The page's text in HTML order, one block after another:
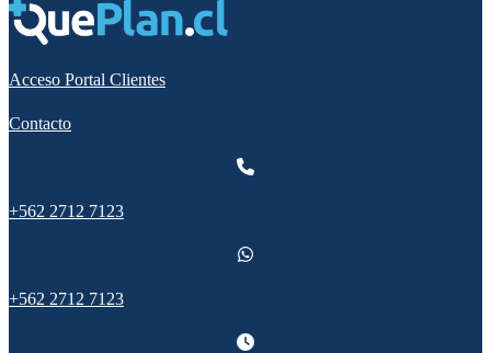
Acceso Portal Clientes
Contacto
+562 2712 7123
+562 2712 7123